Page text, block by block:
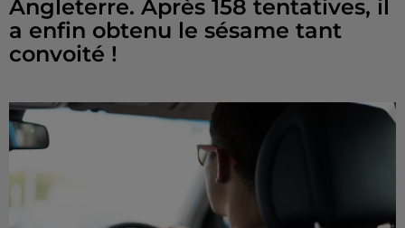
Angleterre. Après 158 tentatives, il
a enfin obtenu le sésame tant
convoité !